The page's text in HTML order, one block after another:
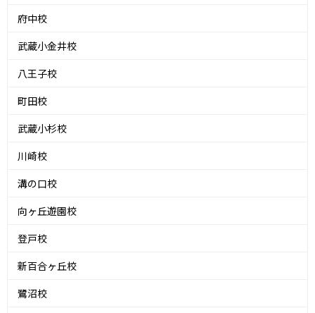
府中校
武蔵小金井校
八王子校
町田校
武蔵小杉校
川崎校
溝の口校
向ヶ丘遊園校
登戸校
新百合ヶ丘校
鷺沼校